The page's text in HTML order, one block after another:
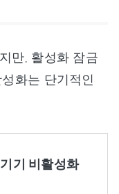
만, 활성화 잠금
화는 단기적인
기기 비활성화